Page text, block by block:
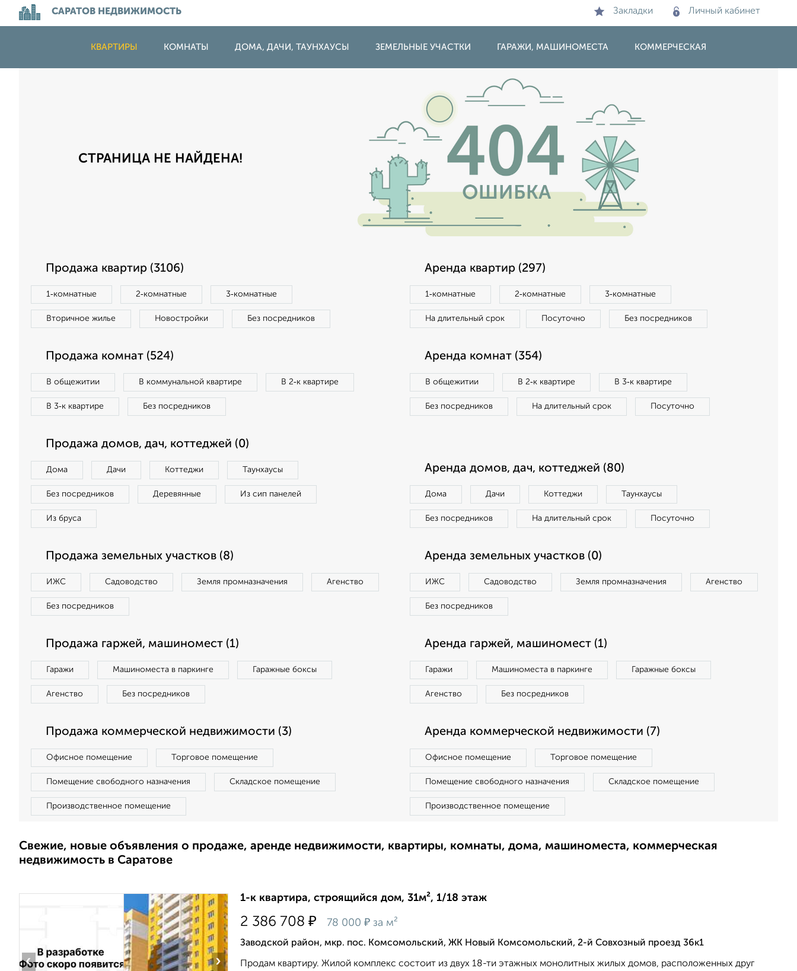
САРАТОВ НЕДВИЖИМОСТЬ Закладки Личный кабинет
КВАРТИРЫ КОМНАТЫ ДОМА, ДАЧИ, ТАУНХАУСЫ ЗЕМЕЛЬНЫЕ УЧАСТКИ ГАРАЖИ, МАШИНОМЕСТА КОММЕРЧЕСКАЯ
СТРАНИЦА НЕ НАЙДЕНА!
Продажа квартир (3106)
1‑комнатные 2‑комнатные 3‑комнатные
Вторичное жилье Новостройки Без посредников
Аренда квартир (297)
1‑комнатные 2‑комнатные 3‑комнатные
На длительный срок Посуточно Без посредников
Продажа комнат (524)
В общежитии В коммунальной квартире В 2‑к квартире
В 3‑к квартире Без посредников
Аренда комнат (354)
В общежитии В 2‑к квартире В 3‑к квартире
Без посредников На длительный срок Посуточно
Продажа домов, дач, коттеджей (0)
Дома Дачи Коттеджи Таунхаусы
Без посредников Деревянные Из сип панелей
Из бруса
Аренда домов, дач, коттеджей (80)
Дома Дачи Коттеджи Таунхаусы
Без посредников На длительный срок Посуточно
Продажа земельных участков (8)
ИЖС Садоводство Земля промназначения Агенство
Без посредников
Аренда земельных участков (0)
ИЖС Садоводство Земля промназначения Агенство
Без посредников
Продажа гаржей, машиномест (1)
Гаражи Машиноместа в паркинге Гаражные боксы
Агенство Без посредников
Аренда гаржей, машиномест (1)
Гаражи Машиноместа в паркинге Гаражные боксы
Агенство Без посредников
Продажа коммерческой недвижимости (3)
Офисное помещение Торговое помещение
Помещение свободного назначения Складское помещение
Производственное помещение
Аренда коммерческой недвижимости (7)
Офисное помещение Торговое помещение
Помещение свободного назначения Складское помещение
Производственное помещение
Свежие, новые объявления о продаже, аренде недвижимости, квартиры, комнаты, дома, машиноместа, коммерческая
недвижимость в Саратове
‹ ›
1-к квартира, строящийся дом, 31м², 1/18 этаж
2 386 708 ₽ 78 000 ₽ за м²
Заводской район, мкр. пос. Комсомольский, ЖК Новый Комсомольский, 2-й Совхозный проезд 36к1
Продам квартиру. Жилой комплекс состоит из двух 18-ти этажных монолитных жилых домов, расположенных друг